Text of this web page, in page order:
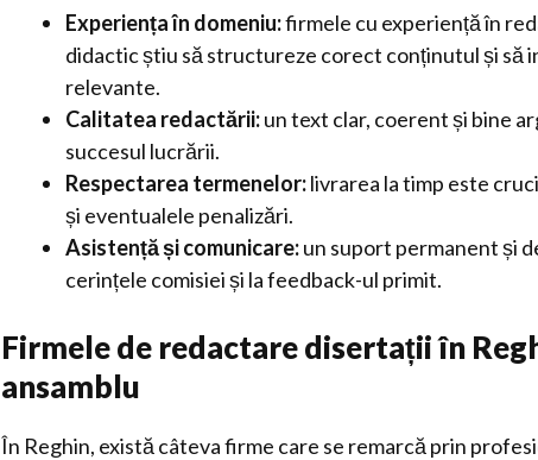
Experiența în domeniu:firmele cu experiență în
didactic știu să structureze corect conținutul și să
relevante.
Calitatea redactării:un text clar, coerent și bine
succesul lucrării.
Respectarea termenelor:livrarea la timp este
și eventualele penalizări.
Asistență și comunicare:un suport permanent și
cerințele comisiei și la feedback-ul primit.
Firmele de redactare disertații în
ansamblu
În Reghin, există câteva firme care se remarcă prin